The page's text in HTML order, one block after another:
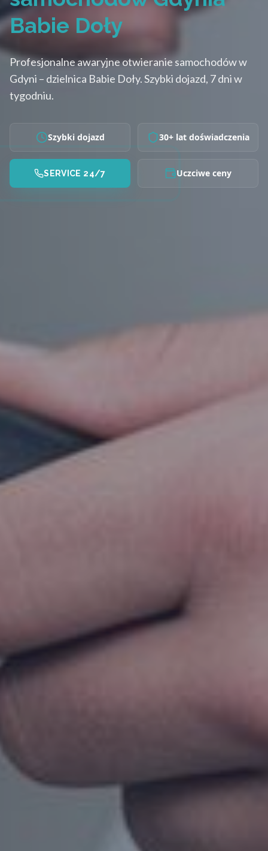
Babie Doły
Profesjonalne awaryjne otwieranie samochodów w
Gdyni – dzielnica Babie Doły. Szybki dojazd, 7 dni w
tygodniu.
Szybki dojazd 30+ lat doświadczenia
SERVICE 24/7 Uczciwe ceny